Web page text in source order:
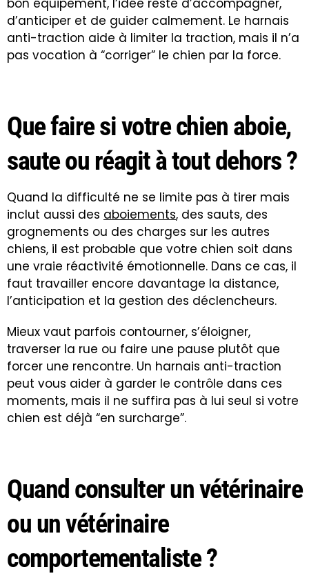
bon équipement, l’idée reste d’accompagner,
d’anticiper et de guider calmement. Le harnais
anti-traction aide à limiter la traction, mais il n’a
pas vocation à “corriger” le chien par la force.
Que faire si votre chien aboie,
saute ou réagit à tout dehors ?
Quand la difficulté ne se limite pas à tirer mais
inclut aussi des aboiements, des sauts, des
grognements ou des charges sur les autres
chiens, il est probable que votre chien soit dans
une vraie réactivité émotionnelle. Dans ce cas, il
faut travailler encore davantage la distance,
l’anticipation et la gestion des déclencheurs.
Mieux vaut parfois contourner, s’éloigner,
traverser la rue ou faire une pause plutôt que
forcer une rencontre. Un harnais anti-traction
peut vous aider à garder le contrôle dans ces
moments, mais il ne suffira pas à lui seul si votre
chien est déjà “en surcharge”.
Quand consulter un vétérinaire
ou un vétérinaire
comportementaliste ?